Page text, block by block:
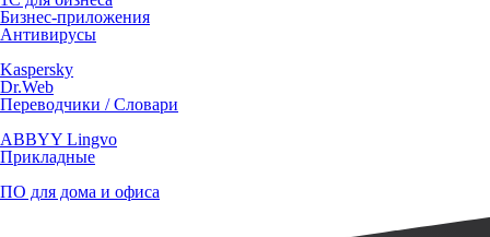
Бизнес-приложения
Антивирусы
Kaspersky
Dr.Web
Переводчики / Словари
ABBYY Lingvo
Прикладные
ПО для дома и офиса